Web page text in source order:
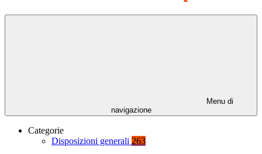
Menu di
navigazione
Categorie
Disposizioni generali 263